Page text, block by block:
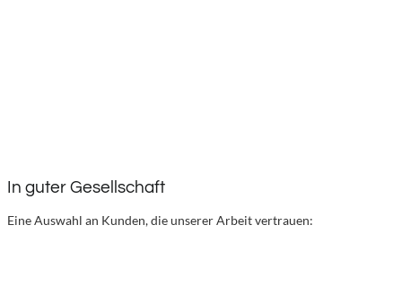
In guter Gesellschaft
Eine Auswahl an Kunden, die unserer Arbeit vertrauen: